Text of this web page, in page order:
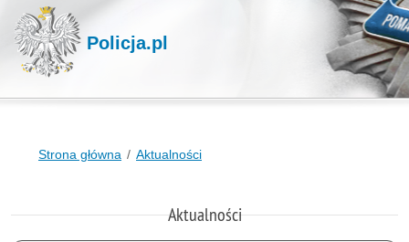
Policja.pl
Strona główna Aktualności
Aktualności